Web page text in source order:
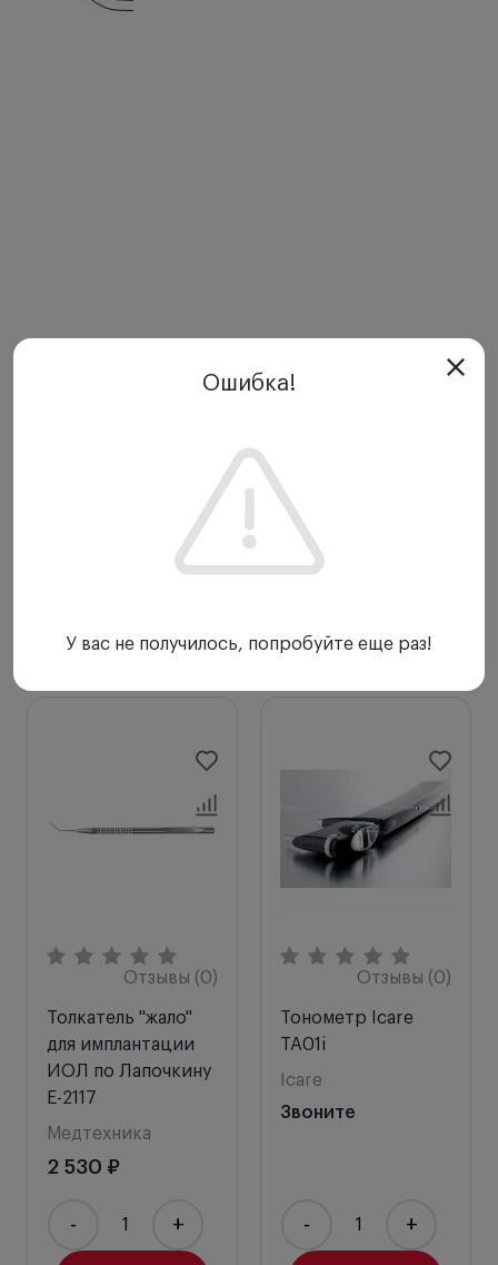
С этим товаром покупают
Отзывы (0)
Толкатель "жало"
для имплантации
ИОЛ по Лапочкину
E-2117
Медтехника
2 530 ₽
- +
Отзывы (0)
Тонометр Icare
TA01i
Icare
Звоните
- +
Ошибка!
У вас не получилось, попробуйте еще раз!